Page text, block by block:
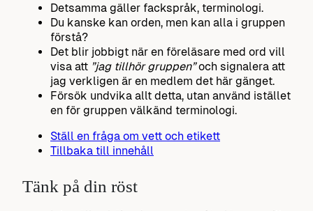
Detsamma gäller fackspråk, terminologi.
Du kanske kan orden, men kan alla i gruppen
förstå?
Det blir jobbigt när en föreläsare med ord vill
visa att ”jag tillhör gruppen”och signalera att
jag verkligen är en medlem det här gänget.
Försök undvika allt detta, utan använd istället
en för gruppen välkänd terminologi.
Ställ en fråga om vett och etikett
Tillbaka till innehåll
Tänk på din röst